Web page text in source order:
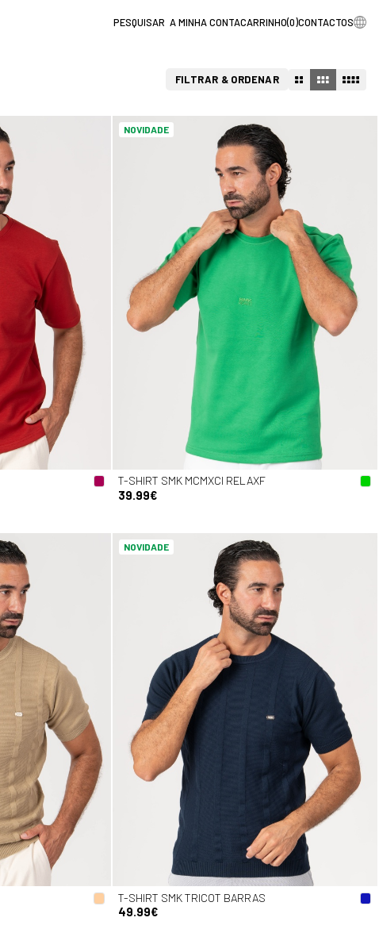
A MINHA CONTACARRINHO(0)CONTACTOS
FILTRAR & ORDENAR
NOVIDADE
T-SHIRT SMK MCMXCI RELAXF
39.99€
NOVIDADE
T-SHIRT SMK TRICOT BARRAS
49.99€